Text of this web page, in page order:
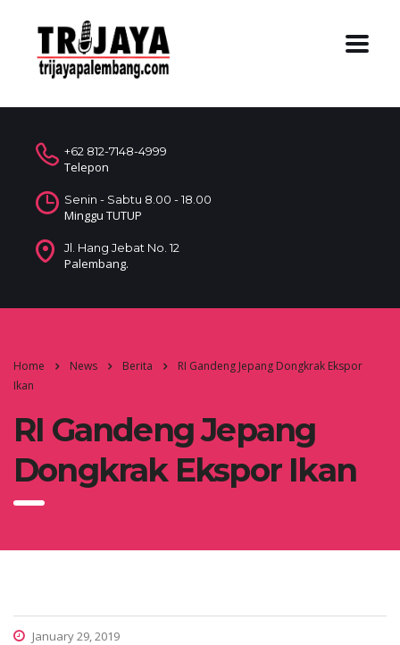
+62 812-7148-4999
Telepon
Senin - Sabtu 8.00 - 18.00
Minggu TUTUP
Jl. Hang Jebat No. 12
Palembang.
Home News Berita
RI Gandeng Jepang Dongkrak Ekspor
Ikan
RI Gandeng Jepang
Dongkrak Ekspor Ikan
January 29, 2019